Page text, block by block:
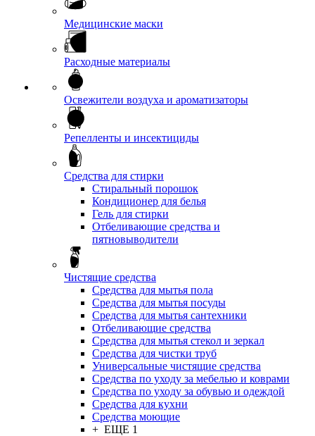
Медицинские маски
Расходные материалы
Освежители воздуха и ароматизаторы
Репелленты и инсектициды
Средства для стирки
Стиральный порошок
Кондиционер для белья
Гель для стирки
Отбеливающие средства и
пятновыводители
Чистящие средства
Средства для мытья пола
Средства для мытья посуды
Средства для мытья сантехники
Отбеливающие средства
Средства для мытья стекол и зеркал
Средства для чистки труб
Универсальные чистящие средства
Средства по уходу за мебелью и коврами
Средства по уходу за обувью и одеждой
Средства для кухни
Средства моющие
+ ЕЩЕ 1